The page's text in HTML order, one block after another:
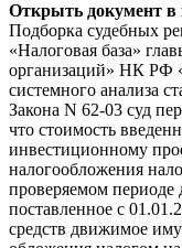
Открыть документ в
Подборка судебных
«Налоговая база»
организаций» НК РФ
системного анализа
Закона N 62-03 суд
что стоимость
инвестиционному
налогообложения
проверяемом периоде
поставленное с
средств движимое